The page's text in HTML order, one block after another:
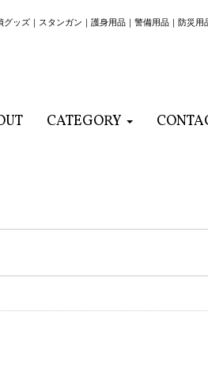
ッズ｜スタンガン｜護身用品｜警備用品｜防災用
CATEGORY